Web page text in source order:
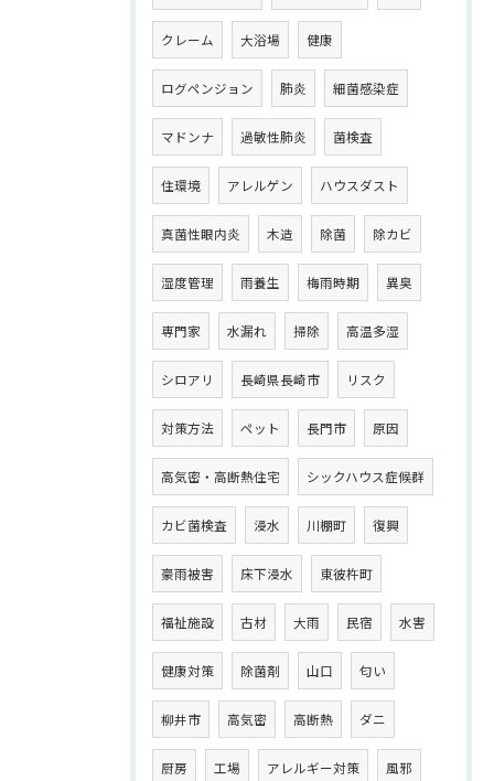
クレーム 大浴場 健康
ログペンジョン 肺炎 細菌感染症
マドンナ 過敏性肺炎 菌検査
住環境 アレルゲン ハウスダスト
真菌性眼内炎 木造 除菌 除カビ
湿度管理 雨養生 梅雨時期 異臭
専門家 水漏れ 掃除 高温多湿
シロアリ 長崎県長崎市 リスク
対策方法 ペット 長門市 原因
高気密・高断熱住宅 シックハウス症候群
カビ菌検査 浸水 川棚町 復興
豪雨被害 床下浸水 東彼杵町
福祉施設 古材 大雨 民宿 水害
健康対策 除菌剤 山口 匂い
柳井市 高気密 高断熱 ダニ
厨房 工場 アレルギー対策 風邪